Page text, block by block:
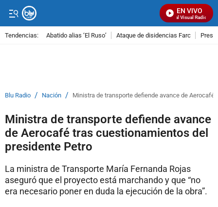
EN VIVO
Señal Visual Radio
Tendencias: Abatido alias ‘El Ruso’ Ataque de disidencias Farc
Blu Radio / Nación / Ministra de transporte defiende avance de
Ministra de transporte defiende avance
de Aerocafé tras cuestionamientos del
presidente Petro
La ministra de Transporte María Fernanda Rojas
aseguró que el proyecto está marchando y que “no
era necesario poner en duda la ejecución de la obra”.